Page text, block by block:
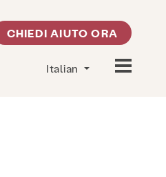
CHIEDI AIUTO ORA
Italian